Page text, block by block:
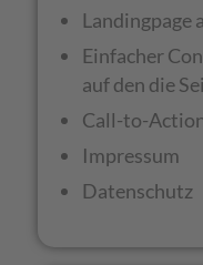
Landingpage
Einfacher
auf den die
Call-to-
Impressum
Datenschutz